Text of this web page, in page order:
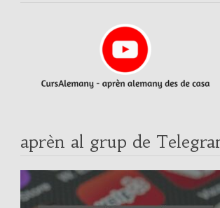
aprèn al grup de